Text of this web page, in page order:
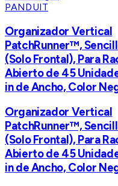
PANDUIT
Organizador Vertical
PatchRunner™,
(Solo Frontal), Para
Abierto de 45
in de Ancho, Color
Organizador Vertical
PatchRunner™,
(Solo Frontal), Para
Abierto de 45
in de Ancho, Color